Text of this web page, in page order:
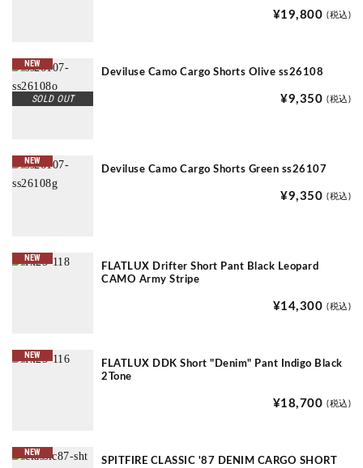
¥19,800 (税込)
NEW
SOLD OUT
Deviluse Camo Cargo Shorts Olive ss26108
¥9,350 (税込)
NEW
Deviluse Camo Cargo Shorts Green ss26107
¥9,350 (税込)
NEW
FLATLUX Drifter Short Pant Black Leopard
CAMO Army Stripe
¥14,300 (税込)
NEW
FLATLUX DDK Short "Denim" Pant Indigo Black
2Tone
¥18,700 (税込)
NEW
SPITFIRE CLASSIC '87 DENIM CARGO SHORT